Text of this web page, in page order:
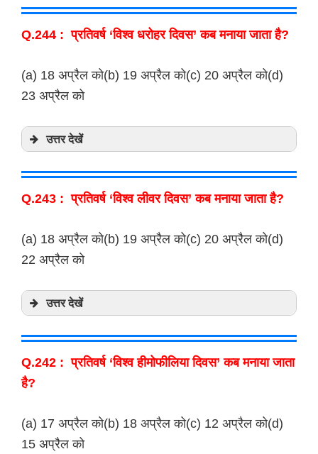
Q.244 : प्रतिवर्ष ‘विश्व धरोहर दिवस’ कब मनाया जाता है?
(a) 18 अप्रैल को(b) 19 अप्रैल को(c) 20 अप्रैल को(d)
23 अप्रैल को
उत्तर देखें
Q.243 : प्रतिवर्ष ‘विश्व लीवर दिवस’ कब मनाया जाता है?
(a) 18 अप्रैल को(b) 19 अप्रैल को(c) 20 अप्रैल को(d)
22 अप्रैल को
उत्तर देखें
Q.242 : प्रतिवर्ष ‘विश्व हीमोफीलिया दिवस’ कब मनाया जाता
है?
(a) 17 अप्रैल को(b) 18 अप्रैल को(c) 12 अप्रैल को(d)
15 अप्रैल को